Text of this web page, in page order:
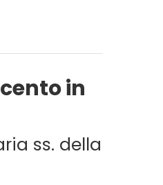
in
ss. della